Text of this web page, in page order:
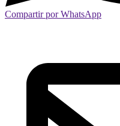
Compartir por WhatsApp